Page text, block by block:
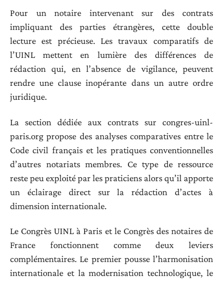
Pour un notaire intervenant sur des contrats
impliquant des parties étrangères, cette double
lecture est précieuse. Les travaux comparatifs de
l’UINL mettent en lumière des différences de
rédaction qui, en l’absence de vigilance, peuvent
rendre une clause inopérante dans un autre ordre
juridique.
La section dédiée aux contrats sur congres-uinl-
paris.org propose des analyses comparatives entre le
Code civil français et les pratiques conventionnelles
d’autres notariats membres. Ce type de ressource
reste peu exploité par les praticiens alors qu’il apporte
un éclairage direct sur la rédaction d’actes à
dimension internationale.
Le Congrès UINL à Paris et le Congrès des notaires de
France fonctionnent comme deux leviers
complémentaires. Le premier pousse l’harmonisation
internationale et la modernisation technologique, le